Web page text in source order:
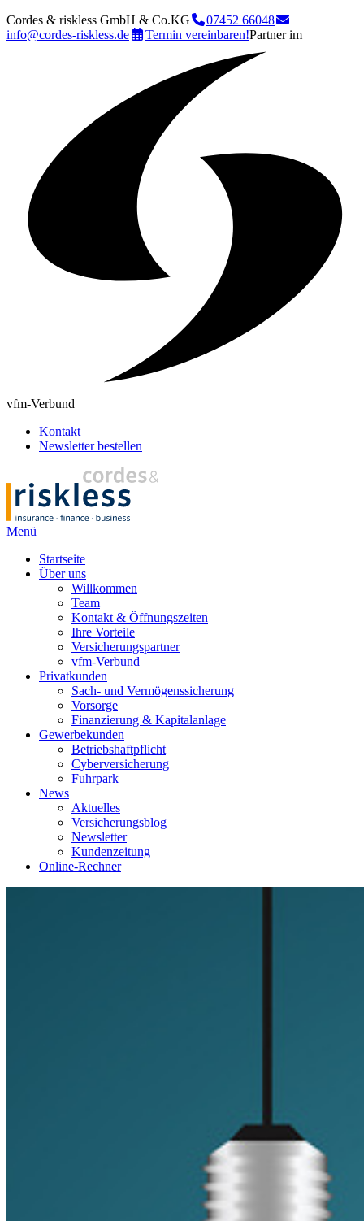
Cordes & riskless GmbH & Co.KG
07452 66048
info@cordes-riskless.de
Termin vereinbaren!Partner im
vfm-Verbund
Kontakt
Newsletter bestellen
Menü
Startseite
Über uns
Willkommen
Team
Kontakt & Öffnungszeiten
Ihre Vorteile
Versicherungspartner
vfm-Verbund
Privatkunden
Sach- und Vermögenssicherung
Vorsorge
Finanzierung & Kapitalanlage
Gewerbekunden
Betriebshaftpflicht
Cyberversicherung
Fuhrpark
News
Aktuelles
Versicherungsblog
Newsletter
Kundenzeitung
Online-Rechner